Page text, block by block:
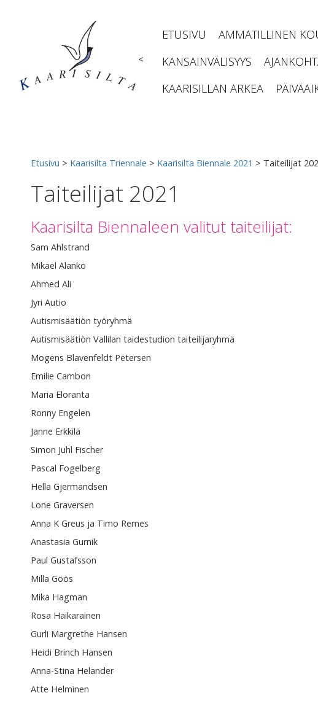
<
ETUSIVU AMMATILLINEN
KANSAINVÄLISYYS
KAARISILLAN ARKEA
Etusivu > Kaarisilta Triennale > Kaarisilta Biennale 2021 > Taiteilijat
Taiteilijat 2021
Kaarisilta Biennaleen valitut taiteilijat:
Sam Ahlstrand
Mikael Alanko
Ahmed Ali
Jyri Autio
Autismisäätiön työryhmä
Autismisäätiön Vallilan taidestudion taiteilijaryhmä
Mogens Blavenfeldt Petersen
Emilie Cambon
Maria Eloranta
Ronny Engelen
Janne Erkkilä
Simon Juhl Fischer
Pascal Fogelberg
Hella Gjermandsen
Lone Graversen
Anna K Greus ja Timo Remes
Anastasia Gurnik
Paul Gustafsson
Milla Göös
Mika Hagman
Rosa Haikarainen
Gurli Margrethe Hansen
Heidi Brinch Hansen
Anna-Stina Helander
Atte Helminen